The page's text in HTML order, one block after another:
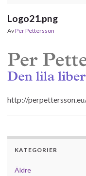
Logo21.png
AvPer Pettersson
http://
KATEGORIER
Äldre